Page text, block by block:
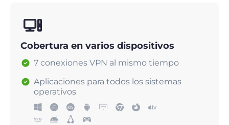
Cobertura en varios dispositivos
7 conexiones VPN al mismo tiempo
Aplicaciones para todos los sistemas
operativos